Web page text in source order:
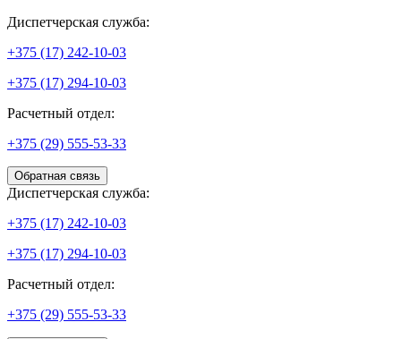
Диспетчерская служба:
+375 (17) 242-10-03
+375 (17) 294-10-03
Расчетный отдел:
+375 (29) 555-53-33
Обратная связь
Диспетчерская служба:
+375 (17) 242-10-03
+375 (17) 294-10-03
Расчетный отдел:
+375 (29) 555-53-33